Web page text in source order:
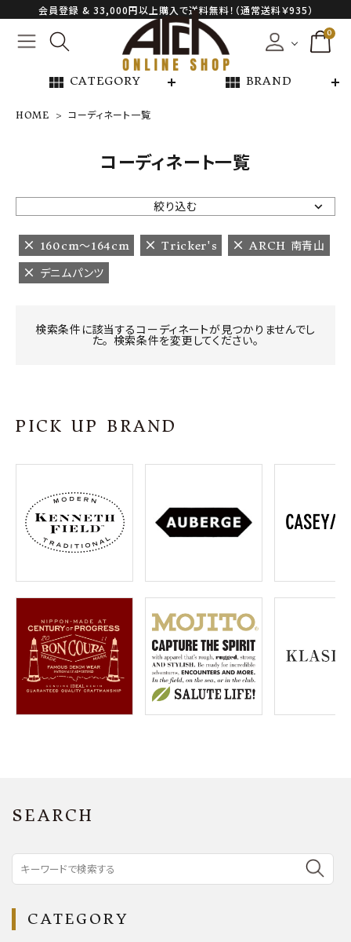
会員登録 & 33,000円以上購入で送料無料！（通常送料￥935）
0
view_module CATEGORY view_module BRAND
NEW ARRIVAL
ARCH EXCLUSIVE
BRAND
CATEGORY
プライバシーポリシー
特定商取引法について
お問い合わせ
OFFICIAL WEB SITE
meeting_room ログイン 会員登録
HOME コーディネート一覧
コーディネート一覧
絞り込む
160cm〜164cm Tricker's
ARCH 南青山
デニムパンツ
検索条件に該当するコーディネートが見つかりませんでし
た。 検索条件を変更してください。
PICK UP BRAND
SEARCH
CATEGORY